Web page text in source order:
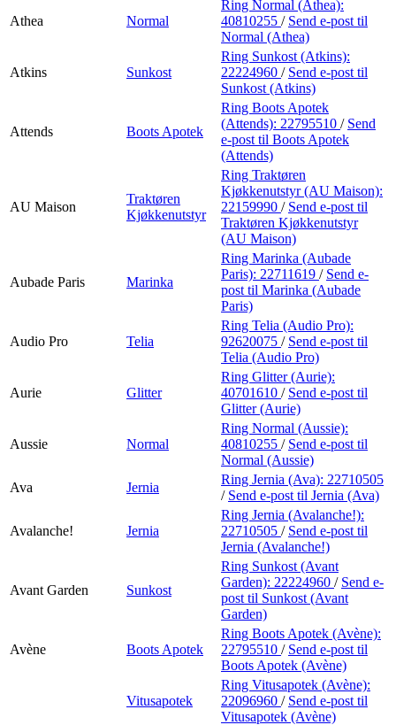
Athea Normal
Ring Normal (Athea):
40810255 / Send e-post til
Normal (Athea)
Atkins Sunkost
Ring Sunkost (Atkins):
22224960 / Send e-post til
Sunkost (Atkins)
Attends Boots Apotek
Ring Boots Apotek
(Attends): 22795510 / Send
e-post til Boots Apotek
(Attends)
AU Maison
Traktøren
Kjøkkenutstyr
Ring Traktøren
Kjøkkenutstyr (AU Maison):
22159990 / Send e-post til
Traktøren Kjøkkenutstyr
(AU Maison)
Aubade Paris Marinka
Ring Marinka (Aubade
Paris): 22711619 / Send e-
post til Marinka (Aubade
Paris)
Audio Pro Telia
Ring Telia (Audio Pro):
92620075 / Send e-post til
Telia (Audio Pro)
Aurie Glitter
Ring Glitter (Aurie):
40701610 / Send e-post til
Glitter (Aurie)
Aussie Normal
Ring Normal (Aussie):
40810255 / Send e-post til
Normal (Aussie)
Ava
Jernia
Ring Jernia (Ava): 22710505
/ Send e-post til Jernia (Ava)
Avalanche! Jernia
Ring Jernia (Avalanche!):
22710505 / Send e-post til
Jernia (Avalanche!)
Avant Garden Sunkost
Ring Sunkost (Avant
Garden): 22224960 / Send e-
post til Sunkost (Avant
Garden)
Avène Boots Apotek
Ring Boots Apotek (Avène):
22795510 / Send e-post til
Boots Apotek (Avène)
Vitusapotek
Ring Vitusapotek (Avène):
22096960 / Send e-post til
Vitusapotek (Avène)